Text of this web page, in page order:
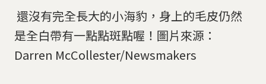
還沒有完全長大的小海豹，身上的毛皮仍然
是全白帶有一點點斑點喔！圖片來源：
Darren McCollester/Newsmakers